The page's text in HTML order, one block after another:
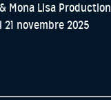
Mona Lisa Production
novembre 2025